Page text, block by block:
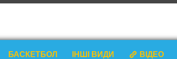
БАСКЕТБОЛ ІНШІ ВИДИ ВІДЕО